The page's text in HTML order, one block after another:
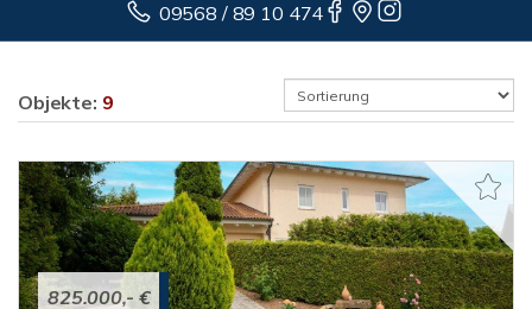
09568 / 89 10 474
Objekte: 9
825.000,- €